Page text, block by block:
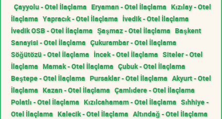
Çayyolu - Otel İlaçlama Eryaman - Otel İlaçlama Kızılay - Otel
İlaçlama Yapracık - Otel İlaçlama İvedik - Otel İlaçlama
İvedik OSB - Otel İlaçlama Şaşmaz - Otel İlaçlama Başkent
Sanayisi - Otel İlaçlama Çukurambar - Otel İlaçlama
Söğütözü - Otel İlaçlama İncek - Otel İlaçlama Siteler - Otel
İlaçlama Mamak - Otel İlaçlama Çubuk - Otel İlaçlama
Beştepe - Otel İlaçlama Pursaklar - Otel İlaçlama Akyurt - Otel
İlaçlama Kazan - Otel İlaçlama Çamlıdere - Otel İlaçlama
Polatlı - Otel İlaçlama Kızılcahamam - Otel İlaçlama Sıhhiye -
Otel İlaçlama Kalecik - Otel İlaçlama Altındağ - Otel İlaçlama